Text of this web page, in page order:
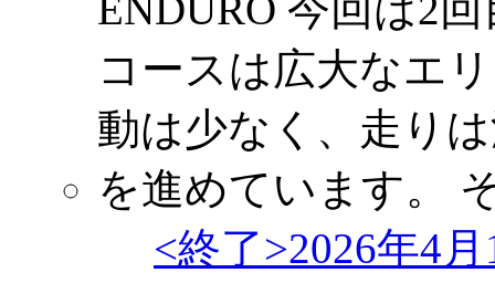
<終了>2026年4